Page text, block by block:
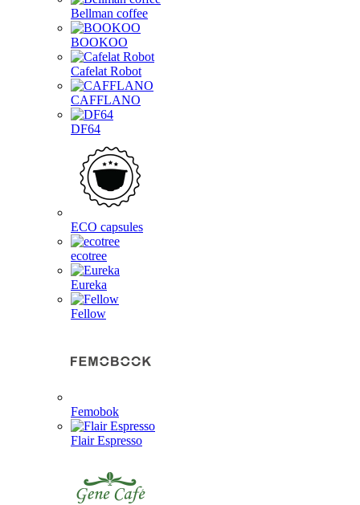
Bellman coffee
BOOKOO
Cafelat Robot
CAFFLANO
DF64
ECO capsules
ecotree
Eureka
Fellow
Femobok
Flair Espresso